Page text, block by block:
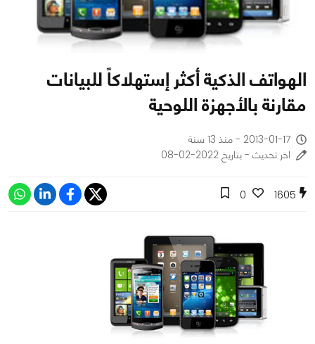
الهواتف الذكية أكثر إستهلاكاً للبيانات
مقارنة بالأجهزة اللوحية
2013-01-17 - منذ 13 سنة
اخر تحديث - بتاريخ 2022-02-08
1605
0